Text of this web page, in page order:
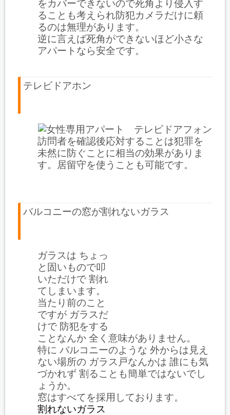
をカバーできないので死角より侵入す
ることも考えられ防犯カメラだけに頼
るのは無理があります。
逆に言えば死角ができないほど小さな
アパートなら安全です。
テレビドアホン
訪問者を確認後応対することは犯罪を
未然に防ぐことに相当の効果がありま
す。居留守を使うことも可能です。
バルコニーの窓が割れないガラス
ガラスは ちょっ
と固いもので叩
いただけで 割れ
てしまいます。
当たり前のこと
ですが ガラスだ
けで 防犯をする
ことなんか 全く意味がありません。
特に バルコニーのような 外からは見え
ない場所の ガラス戸なんかは 誰にも気
づかれず 割ることも簡単ではないでし
ょうか。
窓はすべてを採用しております。
割れないガラス